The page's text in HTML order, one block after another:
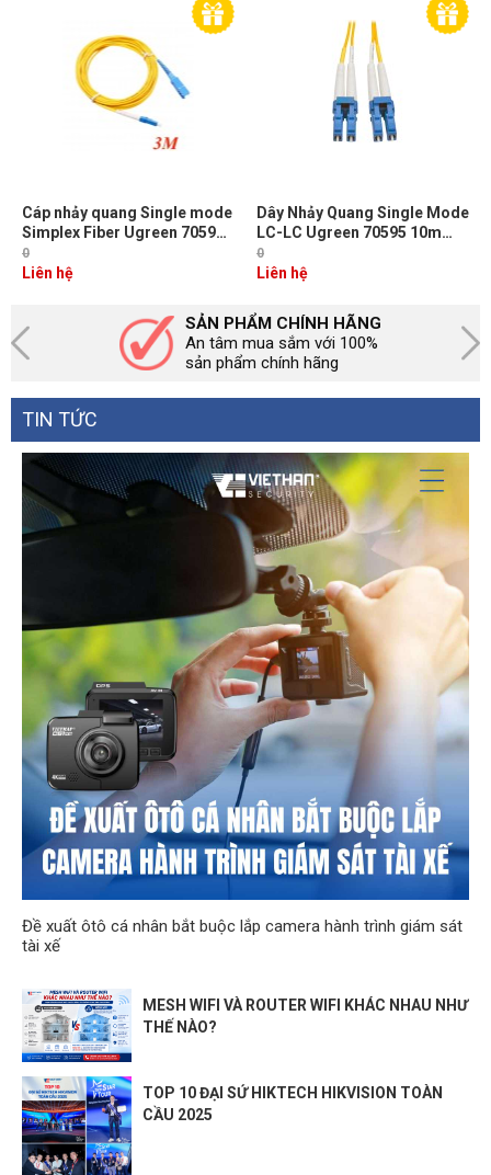
Cáp nhảy quang Single mode
Simplex Fiber Ugreen 70596
Dài 3M đầu LC-SC Màu Vàng
NW217
0
Liên hệ
Dây Nhảy Quang Single Mode
LC-LC Ugreen 70595 10m
Chuẩn UPC, Bước Sóng
1310/1550nm
0
Liên hệ
SẢN PHẨM CHÍNH HÃNG
An tâm mua sắm với 100%
sản phẩm chính hãng
TIN TỨC
Đề xuất ôtô cá nhân bắt buộc lắp camera hành trình giám sát
tài xế
MESH WIFI VÀ ROUTER WIFI KHÁC NHAU NHƯ
THẾ NÀO?
TOP 10 ĐẠI SỨ HIKTECH HIKVISION TOÀN
CẦU 2025